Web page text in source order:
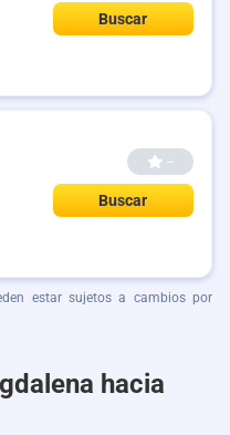
Buscar
--
Buscar
estar sujetos a cambios por
hacia